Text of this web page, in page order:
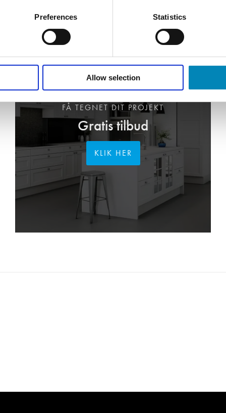
Preferences Statistics
Allow selection
Gratis tilbud
FÅ TEGNET DIT PROJEKT
KLIK HER